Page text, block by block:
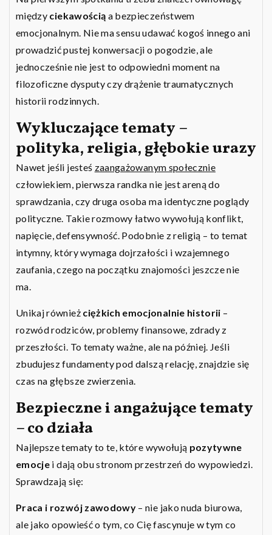
między ciekawością a bezpieczeństwem
emocjonalnym. Nie ma sensu udawać kogoś innego ani
prowadzić pustej konwersacji o pogodzie, ale
jednocześnie nie jest to odpowiedni moment na
filozoficzne dysputy czy drążenie traumatycznych
historii rodzinnych.
Wykluczające tematy –
polityka, religia, głębokie urazy
Nawet jeśli jesteś zaangażowanym społecznie
człowiekiem, pierwsza randka nie jest areną do
sprawdzania, czy druga osoba ma identyczne poglądy
polityczne. Takie rozmowy łatwo wywołują konflikt,
napięcie, defensywność. Podobnie z religią – to temat
intymny, który wymaga dojrzałości i wzajemnego
zaufania, czego na początku znajomości jeszcze nie
ma.
Unikaj również ciężkich emocjonalnie historii –
rozwód rodziców, problemy finansowe, zdrady z
przeszłości. To tematy ważne, ale na później. Jeśli
zbudujesz fundamenty pod dalszą relację, znajdzie się
czas na głębsze zwierzenia.
Bezpieczne i angażujące tematy
– co działa
Najlepsze tematy to te, które wywołują pozytywne
emocje i dają obu stronom przestrzeń do wypowiedzi.
Sprawdzają się:
Praca i rozwój zawodowy – nie jako nuda biurowa,
ale jako opowieść o tym, co Cię fascynuje w tym co